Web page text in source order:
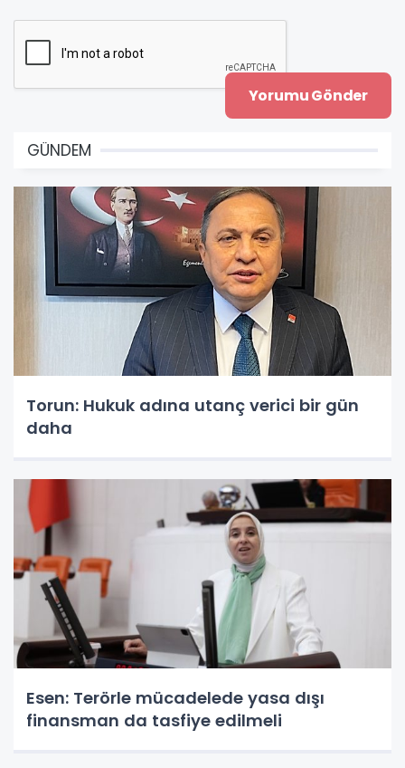
GÜNDEM
Torun: Hukuk adına utanç verici bir gün
daha
Esen: Terörle mücadelede yasa dışı
finansman da tasfiye edilmeli